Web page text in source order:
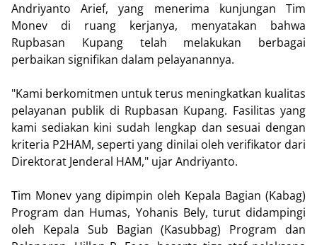
Andriyanto Arief, yang menerima kunjungan Tim
Monev di ruang kerjanya, menyatakan bahwa
Rupbasan Kupang telah melakukan berbagai
perbaikan signifikan dalam pelayanannya.
"Kami berkomitmen untuk terus meningkatkan kualitas
pelayanan publik di Rupbasan Kupang. Fasilitas yang
kami sediakan kini sudah lengkap dan sesuai dengan
kriteria P2HAM, seperti yang dinilai oleh verifikator dari
Direktorat Jenderal HAM," ujar Andriyanto.
Tim Monev yang dipimpin oleh Kepala Bagian (Kabag)
Program dan Humas, Yohanis Bely, turut didampingi
oleh Kepala Sub Bagian (Kasubbag) Program dan